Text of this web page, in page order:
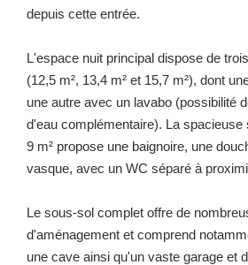
depuis cette entrée.
L'espace nuit principal dispose de
(12,5 m², 13,4 m² et 15,7 m²), dont
une autre avec un lavabo (possibilité
d'eau complémentaire). La spacieuse
9 m² propose une baignoire, une
vasque, avec un WC séparé à
Le sous-sol complet offre de
d'aménagement et comprend
une cave ainsi qu'un vaste garage et